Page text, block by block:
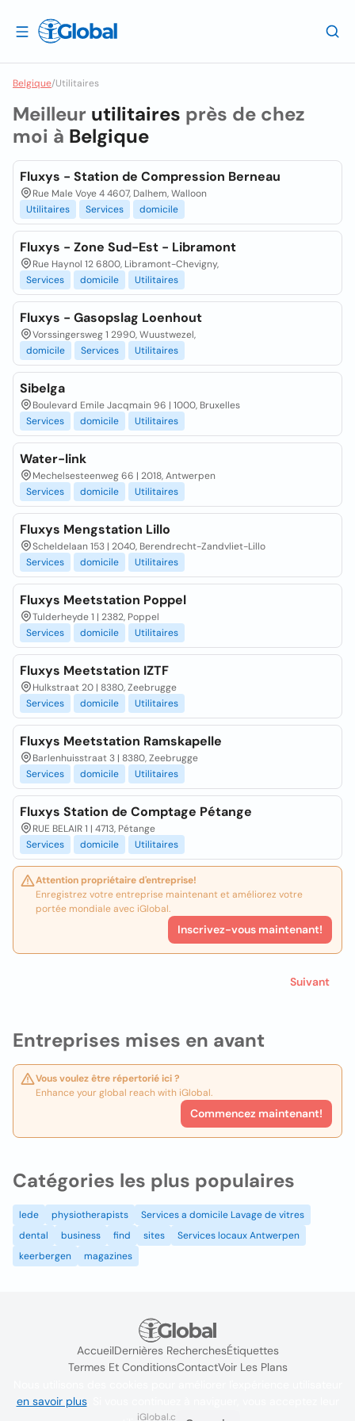
Belgique/Utilitaires
Entreprises mises en avant
Vous voulez être répertorié ici ?
Enhance your global reach with iGlobal.
Commencez maintenant!
Meilleur utilitaires près de chez
moi à Belgique
Fluxys - Station de Compression Berneau
Rue Male Voye 4 4607, Dalhem, Walloon
Utilitaires
Services domicile
Fluxys - Zone Sud-Est - Libramont
Rue Haynol 12 6800, Libramont-Chevigny,
Services
domicile Utilitaires
Fluxys - Gasopslag Loenhout
Vorssingersweg 1 2990, Wuustwezel,
domicile
Services Utilitaires
Sibelga
Boulevard Emile Jacqmain 96 | 1000, Bruxelles
Services
domicile Utilitaires
Water-link
Mechelsesteenweg 66 | 2018, Antwerpen
Services
domicile Utilitaires
Fluxys Mengstation Lillo
Scheldelaan 153 | 2040, Berendrecht-Zandvliet-Lillo
Services
domicile Utilitaires
Fluxys Meetstation Poppel
Tulderheyde 1 | 2382, Poppel
Services
domicile Utilitaires
Fluxys Meetstation IZTF
Hulkstraat 20 | 8380, Zeebrugge
Services
domicile Utilitaires
Fluxys Meetstation Ramskapelle
Barlenhuisstraat 3 | 8380, Zeebrugge
Services
domicile Utilitaires
Fluxys Station de Comptage Pétange
RUE BELAIR 1 | 4713, Pétange
Services
domicile Utilitaires
Attention propriétaire d'entreprise!
Enregistrez votre entreprise maintenant et améliorez votre
portée mondiale avec iGlobal.
Inscrivez-vous maintenant!
Suivant
Catégories les plus populaires
lede physiotherapists
Services a domicile Lavage de vitres
dental
business find sites
Services locaux Antwerpen
keerbergen
magazines
AccueilDernières RecherchesÉtiquettes
Termes Et ConditionsContactVoir Les Plans
iGlobal.co @ 2024
en savoir plus. Si vous continuez à naviguer, vous acceptez leur